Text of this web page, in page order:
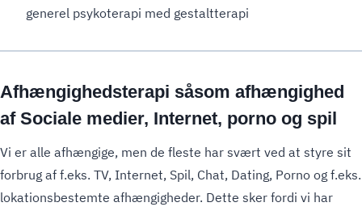
generel psykoterapi med gestaltterapi
Afhængighedsterapi såsom afhængighed
af Sociale medier, Internet, porno og spil
Vi er alle afhængige, men de fleste har svært ved at styre sit
forbrug af f.eks. TV, Internet, Spil, Chat, Dating, Porno og f.eks.
lokationsbestemte afhængigheder. Dette sker fordi vi har